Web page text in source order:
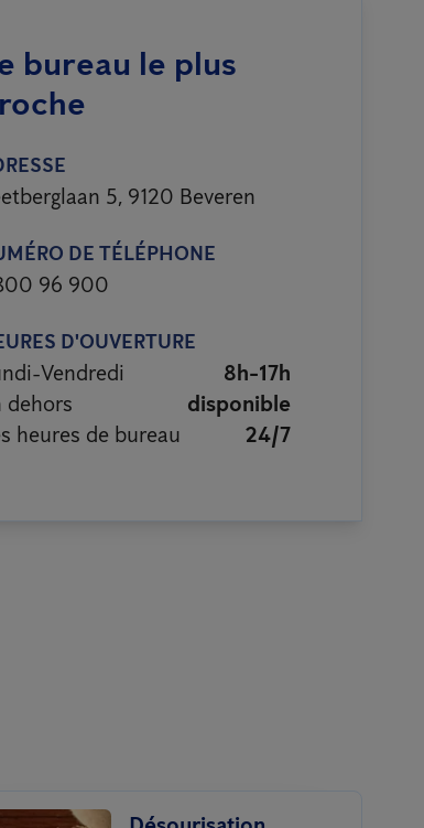
bureau le plus
5, 9120 Beveren
DE TÉLÉPHONE
96 900
D'OUVERTURE
Vendredi
8h-17h
dehors
disponible
heures de bureau
24/7